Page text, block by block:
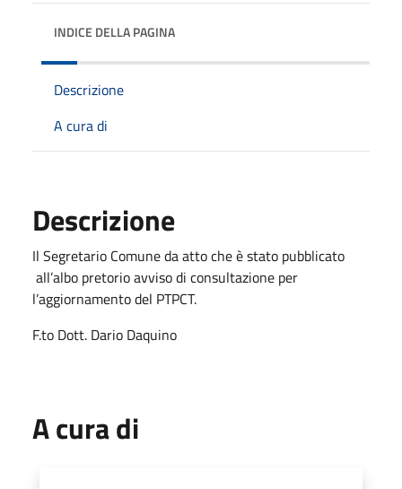
INDICE DELLA PAGINA
Descrizione
A cura di
Descrizione
Il Segretario Comune da atto che è stato pubblicato
all’albo pretorio avviso di consultazione per
l’aggiornamento del PTPCT.
F.to Dott. Dario Daquino
A cura di